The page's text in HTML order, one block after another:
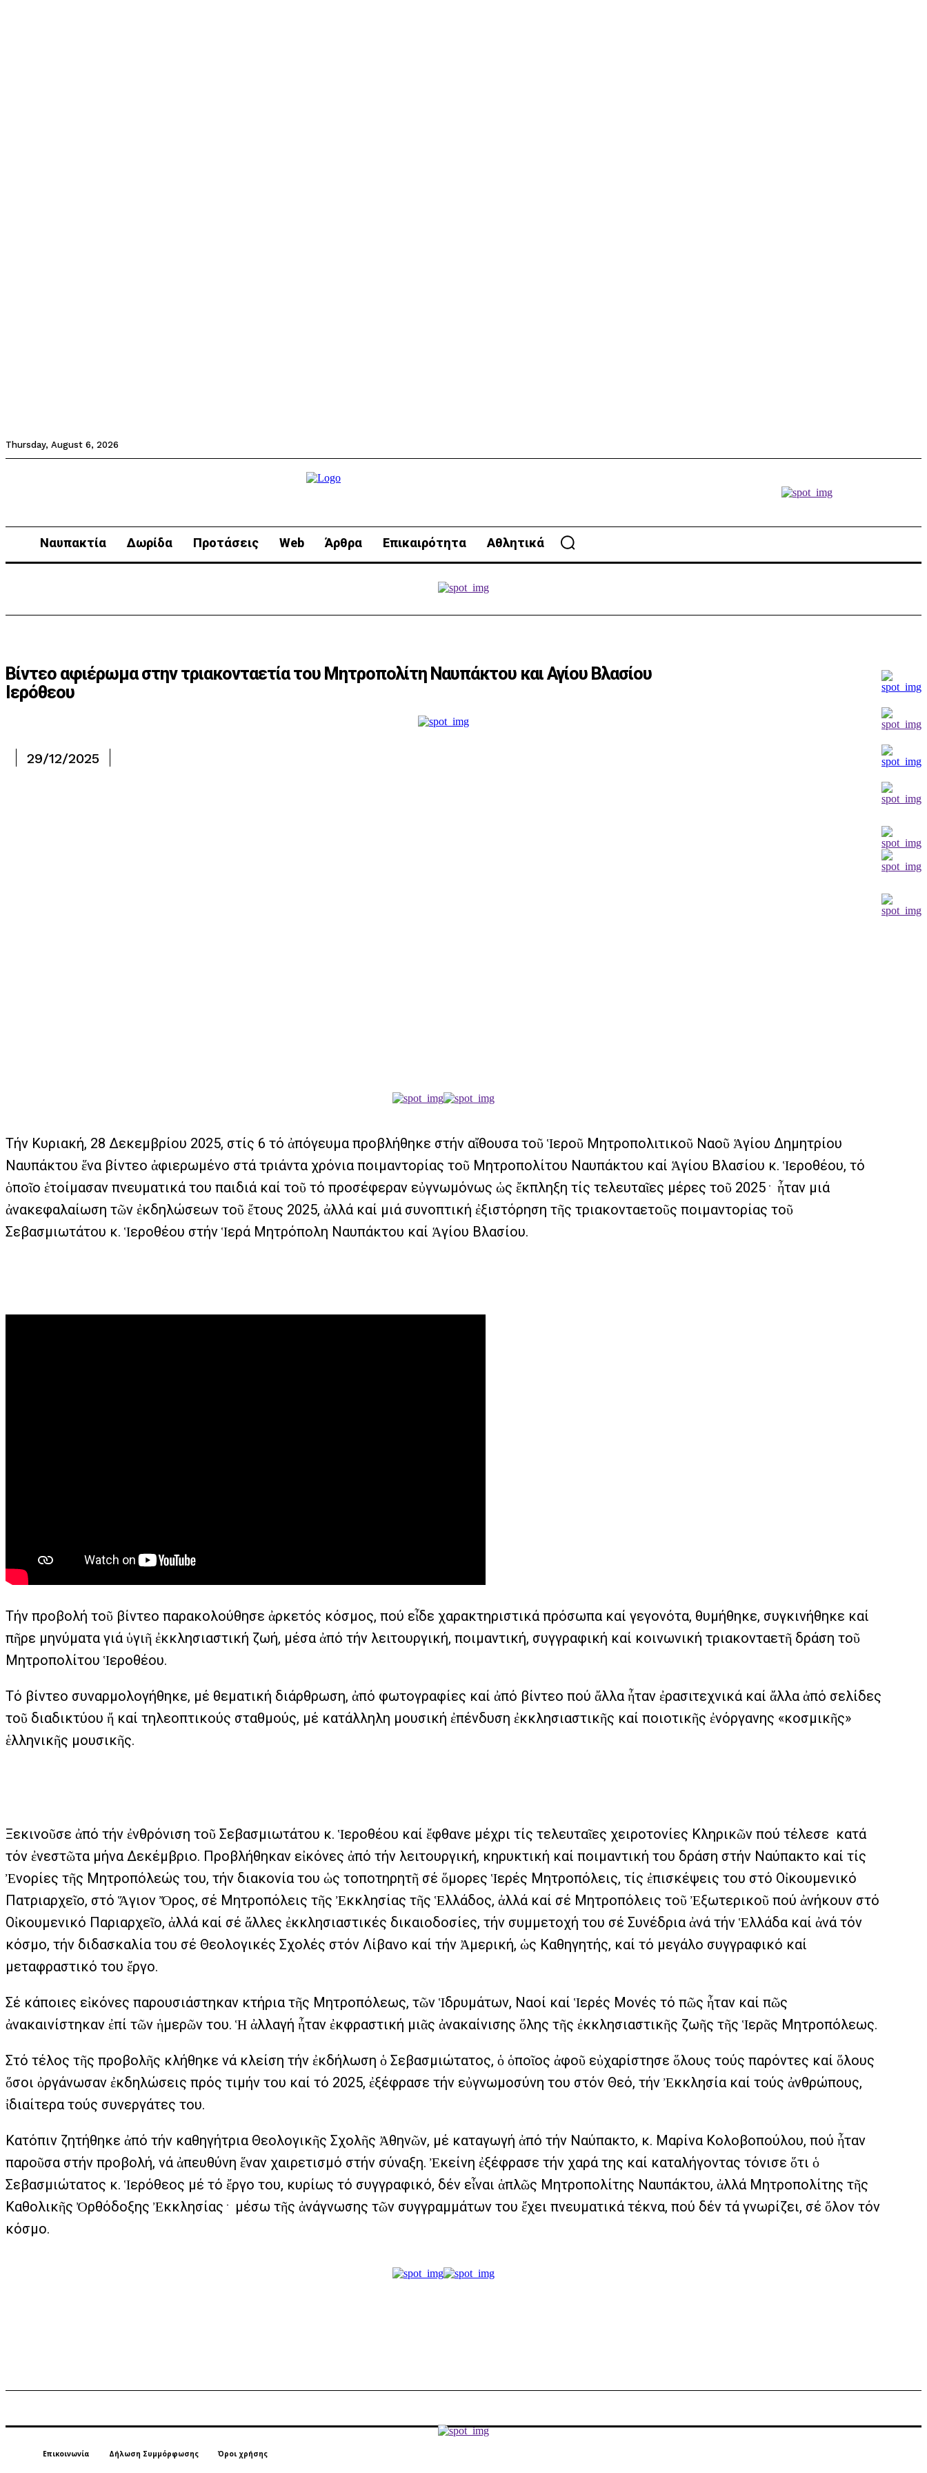
Thursday, August 6, 2026
Ναυπακτία Δωρίδα Προτάσεις Web Άρθρα Επικαιρότητα Αθλητικά
Βίντεο αφιέρωμα στην τριακονταετία του Μητροπολίτη Ναυπάκτου και Αγίου Βλασίου
Ιερόθεου
29/12/2025
Τήν Κυριακή, 28 Δεκεμβρίου 2025, στίς 6 τό ἀπόγευμα προβλήθηκε στήν αἴθουσα τοῦ Ἱεροῦ Μητροπολιτικοῦ Ναοῦ Ἁγίου Δημητρίου
Ναυπάκτου ἕνα βίντεο ἀφιερωμένο στά τριάντα χρόνια ποιμαντορίας τοῦ Μητροπολίτου Ναυπάκτου καί Ἁγίου Βλασίου κ. Ἱεροθέου, τό
ὁποῖο ἑτοίμασαν πνευματικά του παιδιά καί τοῦ τό προσέφεραν εὐγνωμόνως ὡς ἔκπληξη τίς τελευταῖες μέρες τοῦ 2025﮲ ἦταν μιά
ἀνακεφαλαίωση τῶν ἐκδηλώσεων τοῦ ἔτους 2025, ἀλλά καί μιά συνοπτική ἐξιστόρηση τῆς τριακονταετοῦς ποιμαντορίας τοῦ
Σεβασμιωτάτου κ. Ἱεροθέου στήν Ἱερά Μητρόπολη Ναυπάκτου καί Ἁγίου Βλασίου.
Τήν προβολή τοῦ βίντεο παρακολούθησε ἀρκετός κόσμος, πού εἶδε χαρακτηριστικά πρόσωπα καί γεγονότα, θυμήθηκε, συγκινήθηκε καί
πῆρε μηνύματα γιά ὑγιῆ ἐκκλησιαστική ζωή, μέσα ἀπό τήν λειτουργική, ποιμαντική, συγγραφική καί κοινωνική τριακονταετῆ δράση τοῦ
Μητροπολίτου Ἱεροθέου.
Τό βίντεο συναρμολογήθηκε, μέ θεματική διάρθρωση, ἀπό φωτογραφίες καί ἀπό βίντεο πού ἄλλα ἦταν ἐρασιτεχνικά καί ἄλλα ἀπό σελίδες
τοῦ διαδικτύου ἤ καί τηλεοπτικούς σταθμούς, μέ κατάλληλη μουσική ἐπένδυση ἐκκλησιαστικῆς καί ποιοτικῆς ἐνόργανης «κοσμικῆς»
ἑλληνικῆς μουσικῆς.
Ξεκινοῦσε ἀπό τήν ἐνθρόνιση τοῦ Σεβασμιωτάτου κ. Ἱεροθέου καί ἔφθανε μέχρι τίς τελευταῖες χειροτονίες Κληρικῶν πού τέλεσε κατά
τόν ἐνεστῶτα μήνα Δεκέμβριο. Προβλήθηκαν εἰκόνες ἀπό τήν λειτουργική, κηρυκτική καί ποιμαντική του δράση στήν Ναύπακτο καί τίς
Ἐνορίες τῆς Μητροπόλεώς του, τήν διακονία του ὡς τοποτηρητῆ σέ ὅμορες Ἱερές Μητροπόλεις, τίς ἐπισκέψεις του στό Οἰκουμενικό
Πατριαρχεῖο, στό Ἅγιον Ὄρος, σέ Μητροπόλεις τῆς Ἐκκλησίας τῆς Ἑλλάδος, ἀλλά καί σέ Μητροπόλεις τοῦ Ἐξωτερικοῦ πού ἀνήκουν στό
Οἰκουμενικό Παριαρχεῖο, ἀλλά καί σέ ἄλλες ἐκκλησιαστικές δικαιοδοσίες, τήν συμμετοχή του σέ Συνέδρια ἀνά τήν Ἑλλάδα καί ἀνά τόν
κόσμο, τήν διδασκαλία του σέ Θεολογικές Σχολές στόν Λίβανο καί τήν Ἀμερική, ὡς Καθηγητής, καί τό μεγάλο συγγραφικό καί
μεταφραστικό του ἔργο.
Σέ κάποιες εἰκόνες παρουσιάστηκαν κτήρια τῆς Μητροπόλεως, τῶν Ἱδρυμάτων, Ναοί καί Ἱερές Μονές τό πῶς ἦταν καί πῶς
ἀνακαινίστηκαν ἐπί τῶν ἡμερῶν του. Ἡ ἀλλαγή ἦταν ἐκφραστική μιᾶς ἀνακαίνισης ὅλης τῆς ἐκκλησιαστικῆς ζωῆς τῆς Ἱερᾶς Μητροπόλεως.
Στό τέλος τῆς προβολῆς κλήθηκε νά κλείση τήν ἐκδήλωση ὁ Σεβασμιώτατος, ὁ ὁποῖος ἀφοῦ εὐχαρίστησε ὅλους τούς παρόντες καί ὅλους
ὅσοι ὀργάνωσαν ἐκδηλώσεις πρός τιμήν του καί τό 2025, ἐξέφρασε τήν εὐγνωμοσύνη του στόν Θεό, τήν Ἐκκλησία καί τούς ἀνθρώπους,
ἰδιαίτερα τούς συνεργάτες του.
Κατόπιν ζητήθηκε ἀπό τήν καθηγήτρια Θεολογικῆς Σχολῆς Ἀθηνῶν, μέ καταγωγή ἀπό τήν Ναύπακτο, κ. Μαρίνα Κολοβοπούλου, πού ἦταν
παροῦσα στήν προβολή, νά ἀπευθύνη ἕναν χαιρετισμό στήν σύναξη. Ἐκείνη ἐξέφρασε τήν χαρά της καί καταλήγοντας τόνισε ὅτι ὁ
Σεβασμιώτατος κ. Ἱερόθεος μέ τό ἔργο του, κυρίως τό συγγραφικό, δέν εἶναι ἁπλῶς Μητροπολίτης Ναυπάκτου, ἀλλά Μητροπολίτης τῆς
Καθολικῆς Ὀρθόδοξης Ἐκκλησίας﮲ μέσω τῆς ἀνάγνωσης τῶν συγγραμμάτων του ἔχει πνευματικά τέκνα, πού δέν τά γνωρίζει, σέ ὅλον τόν
κόσμο.
Επικοινωνία Δήλωση Συμμόρφωσης Όροι χρήσης